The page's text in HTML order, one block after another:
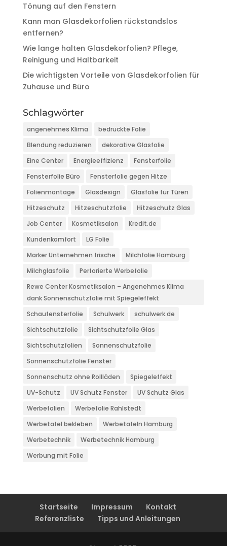
Tönung auf den Fenstern
Kann man Glasdekorfolien rückstandslos
entfernen?
Wie lange halten Glasdekorfolien? Pflege,
Reinigung und Haltbarkeit
Die wichtigsten Vorteile von Glasdekorfolien für
Zuhause und Büro
Schlagwörter
angenehmes Klima
bedruckte Folie
Blendung reduzieren
dekorative Glasfolie
Eine Center
Energieeffizienz
Fensterfolie
Fensterfolie Büro
Fensterfolie gegen Hitze
Folienmontage
Glasdesign
Glasfolie für Türen
Hitzeschutz
Hitzeschutzfolie
Hitzeschutz Glas
Job Center
Kosmetiksalon
Kredit.de
Kundenkomfort
LG Folie
Marker Unternehmen frische
Milchfolie Hamburg
Milchglasfolie
Perforierte Werbefolie
Rewe Center Kosmetiksalon – Angenehmes Klima
dank Sonnenschutzfolie mit Spiegeleffekt
Schaufensterfolie
Schulwerk
schulwerk.de
Sichtschutzfolie
Sichtschutzfolie Glas
Sichtschutzfolien
Sonnenschutzfolie
Sonnenschutzfolie Fenster
Sonnenschutz ohne Rollläden
Spiegeleffekt
UV-Schutz
UV Schutz Fenster
UV Schutz Glas
Werbefolien
Werbefolie Rahlstedt
Werbetafel bekleben
Werbetafeln Hamburg
Werbetechnik
Werbetechnik Hamburg
Werbung mit Folie
Startseite Impressum
Kontakt
Referenzliste
Tipps und Anleitungen